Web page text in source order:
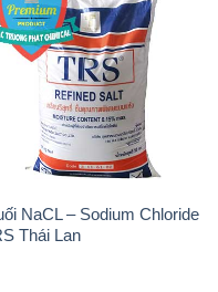
NaCL – Sodium Chloride
Thái Lan